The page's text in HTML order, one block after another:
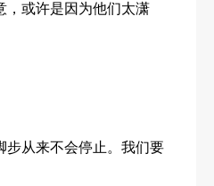
，或许是因为他们太潇
步从来不会停止。我们要